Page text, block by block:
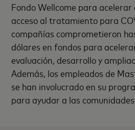
Fondo Wellcome para acelerar
acceso al tratamiento para
compañías comprometieron
dólares en fondos para
evaluación, desarrollo y
Además, los empleados de
se han involucrado en su
para ayudar a las